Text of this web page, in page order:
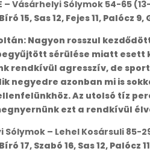
– Vásárhelyi Sólymok 54-65 (13-
15, Sas 12, Fejes 11, Palócz
Nagyon rosszul
sérülése miatt esett
rendkívül agresszív, de
negyedre azonban mi is
Az utolsó tíz
ezt a rendkívül
Sólymok – Lehel Kosársuli 85-
17, Szabó 16, Sas 12, Palócz